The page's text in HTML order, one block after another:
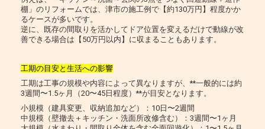
棚」のリフォームでは、津市の施工例で【約130万円】程度かか
るケースが多いです。
逆に、既存の間取りを活かしてドア位置を変えるだけで動線が改
善できる場合は【50万円以内】に収まることもあります。
工期の目安と生活への影響
工期は工事の規模や内容によって異なりますが、**一般的には約
3週間〜1.5ヶ月（20〜45日程度）**が目安となります。
小規模（建具変更、収納追加など）：10日〜2週間
中規模（壁撤去＋キッチン・洗面所改修含む）：3週間〜1ヶ月